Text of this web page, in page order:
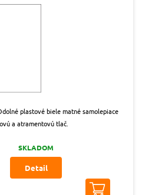
plastové biele matné samolepiace
a atramentovú tlač.
SKLADOM
Detail